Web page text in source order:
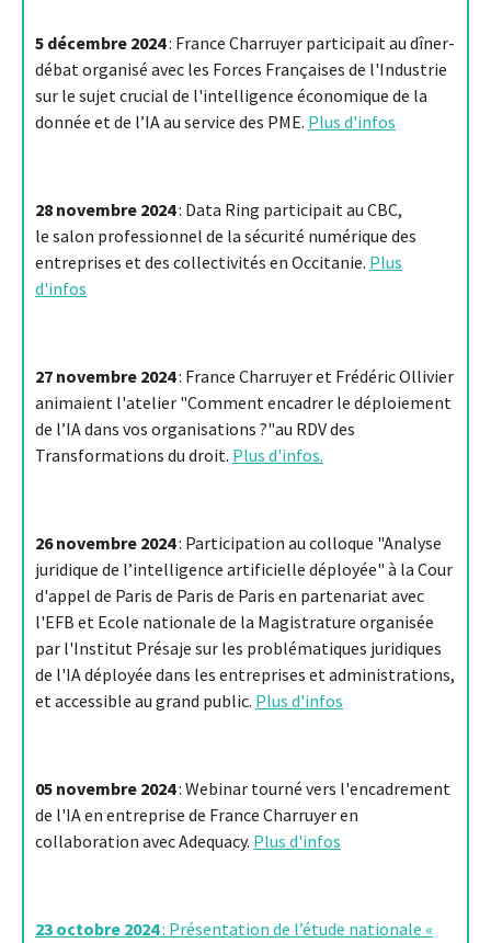
5 décembre 2024: France Charruyer participait au dîner-
débat organisé avec les Forces Françaises de l'Industrie
sur le sujet crucial de l'intelligence économique de la
donnée et de l’IA au service des PME. Plus d'infos
28 novembre 2024: Data Ring participait au CBC,
le salon professionnel de la sécurité numérique des
entreprises et des collectivités en Occitanie. Plus
d'infos
27 novembre 2024: France Charruyer et Frédéric Ollivier
animaient l'atelier "Comment encadrer le déploiement
de l’IA dans vos organisations ?"au RDV des
Transformations du droit. Plus d'infos.
26 novembre 2024: Participation au colloque "Analyse
juridique de l’intelligence artificielle déployée" à la Cour
d'appel de Paris de Paris de Paris en partenariat avec
l'EFB et Ecole nationale de la Magistrature organisée
par l'Institut Présaje sur les problématiques juridiques
de l'IA déployée dans les entreprises et administrations,
et accessible au grand public. Plus d'infos
05 novembre 2024: Webinar tourné vers l'encadrement
de l'IA en entreprise de France Charruyer en
collaboration avec Adequacy. Plus d'infos
23 octobre 2024: Présentation de l’étude nationale «